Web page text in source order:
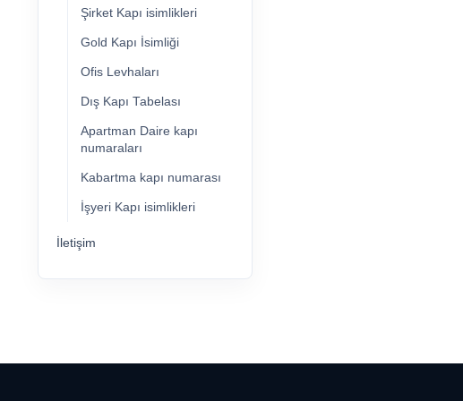
Şirket Kapı isimlikleri
Gold Kapı İsimliği
Ofis Levhaları
Dış Kapı Tabelası
Apartman Daire kapı
numaraları
Kabartma kapı numarası
İşyeri Kapı isimlikleri
İletişim